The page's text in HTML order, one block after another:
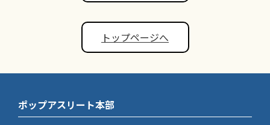
トップページへ
ポップアスリート本部